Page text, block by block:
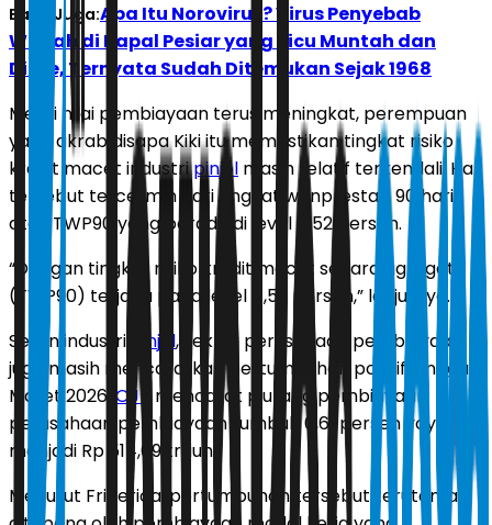
Baca Juga:Apa Itu Norovirus? Virus Penyebab
Wabah di Kapal Pesiar yang Picu Muntah dan
Diare, Ternyata Sudah Ditemukan Sejak 1968
Meski nilai pembiayaan terus meningkat, perempuan
yang akrab disapa Kiki itu memastikan tingkat risiko
kredit macet industripinjol masih relatif terkendali. Hal
tersebut tercermin dari tingkat wanprestasi 90 hari
atau TWP90 yang berada di level 4,52 persen.
“Dengan tingkat risiko kredit macet secara agregat
(TWP90) terjaga pada level 4,52 persen,” lanjutnya.
Selain industri
pinjol, sektor perusahaan pembiayaan
juga masih mencatatkan pertumbuhan positif hingga
Maret 2026. OJK mencatat piutang pembiayaan
perusahaan pembiayaan tumbuh 0,61 persen yoy
menjadi Rp 514,09 triliun.
Menurut Friderica, pertumbuhan tersebut terutama